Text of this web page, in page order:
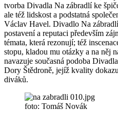
tvorba Divadla Na zábradlí ke
ale též lidskost a podstatná
Václav Havel. Divadlo Na
postavení a reputaci především
témata, která rezonují; též
stopu, kladou mu otázky a na něj
navazuje současná podoba
Dory Štědroně, jejíž kvality
diváků.
foto: Tomáš Novák